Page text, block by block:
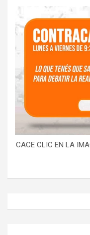
CACE CLIC EN LA